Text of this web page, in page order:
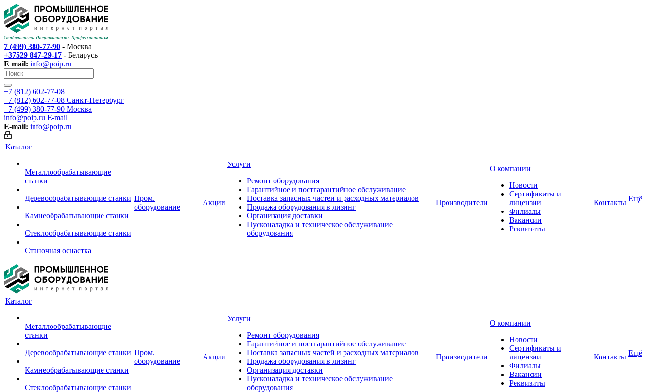
7 (499) 380-77-90 - Москва
+37529 847-29-17 - Беларусь
E-mail: info@poip.ru
+7 (812) 602-77-08
+7 (812) 602-77-08 Санкт-Петербург
+7 (499) 380-77-90 Москва
info@poip.ru E-mail
E-mail: info@poip.ru
Каталог
Металлообрабатывающие
станки
Деревообрабатывающие станки
Камнеобрабатывающие станки
Стеклообрабатывающие станки
Станочная оснастка
Пром.
оборудование
Акции
Услуги
Ремонт оборудования
Гарантийное и постгарантийное обслуживание
Поставка запасных частей и расходных материалов
Продажа оборудования в лизинг
Организация доставки
Пусконаладка и техническое обслуживание
оборудования
Производители
О компании
Новости
Сертификаты и
лицензии
Филиалы
Вакансии
Реквизиты
Контакты Ещё
Каталог
Металлообрабатывающие
станки
Деревообрабатывающие станки
Камнеобрабатывающие станки
Стеклообрабатывающие станки
Пром.
оборудование
Акции
Услуги
Ремонт оборудования
Гарантийное и постгарантийное обслуживание
Поставка запасных частей и расходных материалов
Продажа оборудования в лизинг
Организация доставки
Пусконаладка и техническое обслуживание
оборудования
Производители
О компании
Новости
Сертификаты и
лицензии
Филиалы
Вакансии
Реквизиты
Контакты Ещё